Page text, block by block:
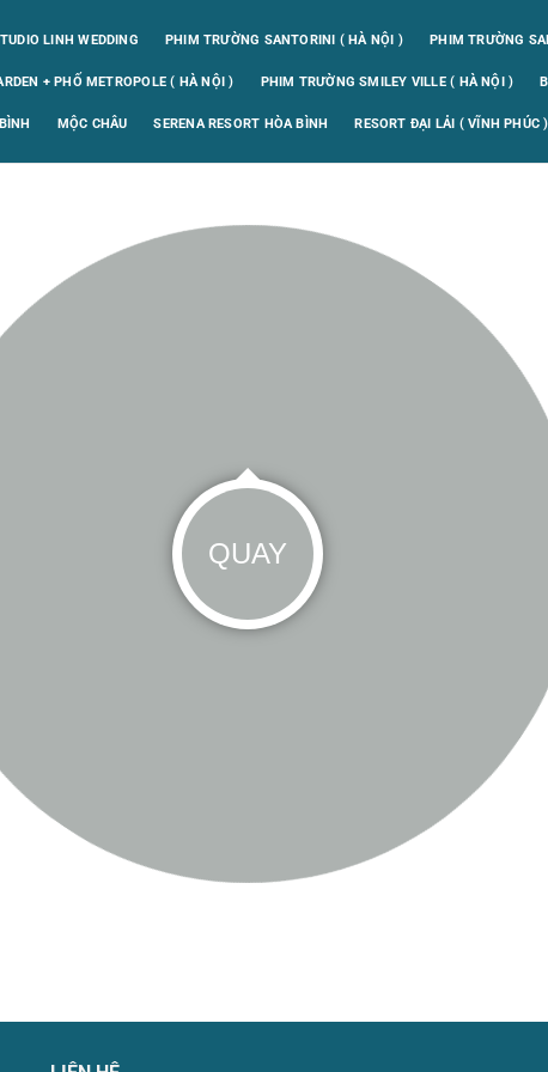
LINH WEDDING PHIM TRƯỜNG SANTORINI ( HÀ NỘI ) PHIM TRƯỜNG
+ PHỐ METROPOLE ( HÀ NỘI ) PHIM TRƯỜNG SMILEY VILLE ( HÀ NỘI )
MỘC CHÂU SERENA RESORT HÒA BÌNH RESORT ĐẠI LẢI ( VĨNH PHÚC )